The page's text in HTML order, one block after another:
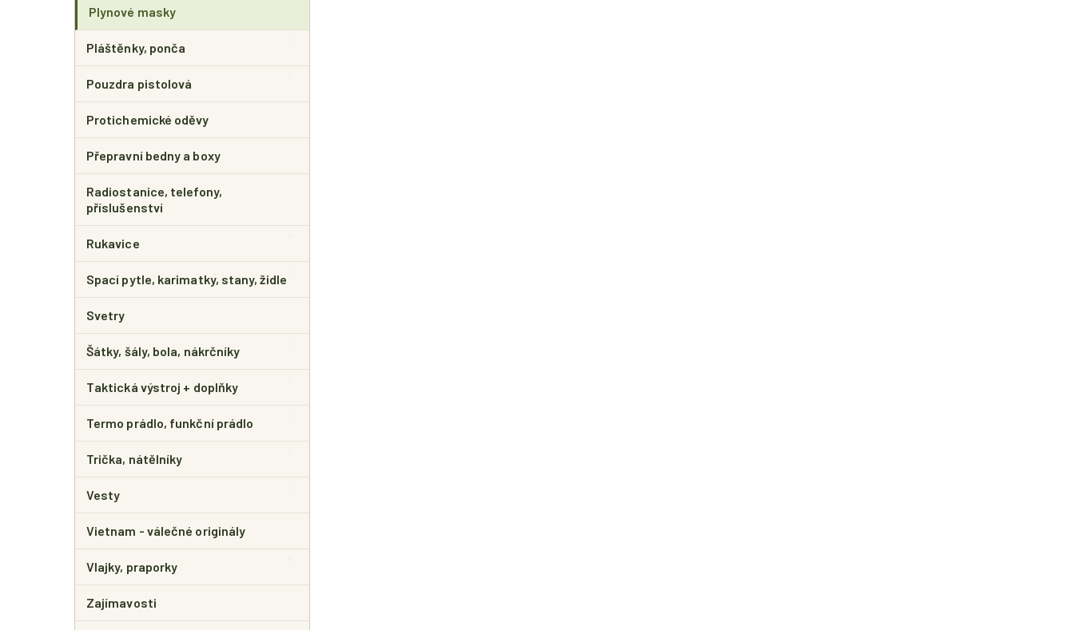
Plynové masky
Pláštěnky, ponča
Pouzdra pistolová
Protichemické oděvy
Přepravní bedny a boxy
Radiostanice, telefony,
příslušenství
Rukavice
Spací pytle, karimatky, stany, židle
Svetry
Šátky, šály, bola, nákrčníky
Taktická výstroj + doplňky
Termo prádlo, funkční prádlo
Trička, nátělníky
Vesty
Vietnam - válečné originály
Vlajky, praporky
Zajímavosti